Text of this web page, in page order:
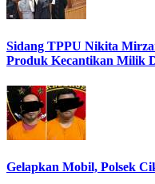
Sidang TPPU Nikita
Produk Kecantikan Milik
Gelapkan Mobil, Polsek